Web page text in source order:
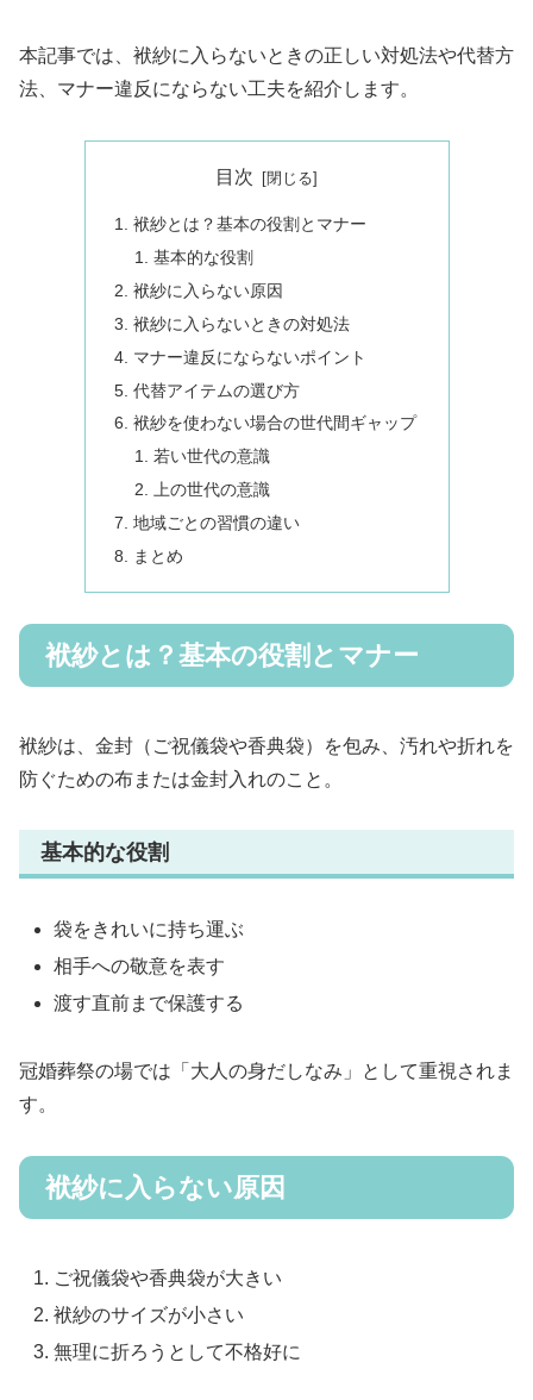
本記事では、袱紗に入らないときの正しい対処法や代替方
法、マナー違反にならない工夫を紹介します。
目次
袱紗とは？基本の役割とマナー
基本的な役割
袱紗に入らない原因
袱紗に入らないときの対処法
マナー違反にならないポイント
代替アイテムの選び方
袱紗を使わない場合の世代間ギャップ
若い世代の意識
上の世代の意識
地域ごとの習慣の違い
まとめ
袱紗とは？基本の役割とマナー
袱紗は、金封（ご祝儀袋や香典袋）を包み、汚れや折れを
防ぐための布または金封入れのこと。
基本的な役割
袋をきれいに持ち運ぶ
相手への敬意を表す
渡す直前まで保護する
冠婚葬祭の場では「大人の身だしなみ」として重視されま
す。
袱紗に入らない原因
ご祝儀袋や香典袋が大きい
袱紗のサイズが小さい
無理に折ろうとして不格好に